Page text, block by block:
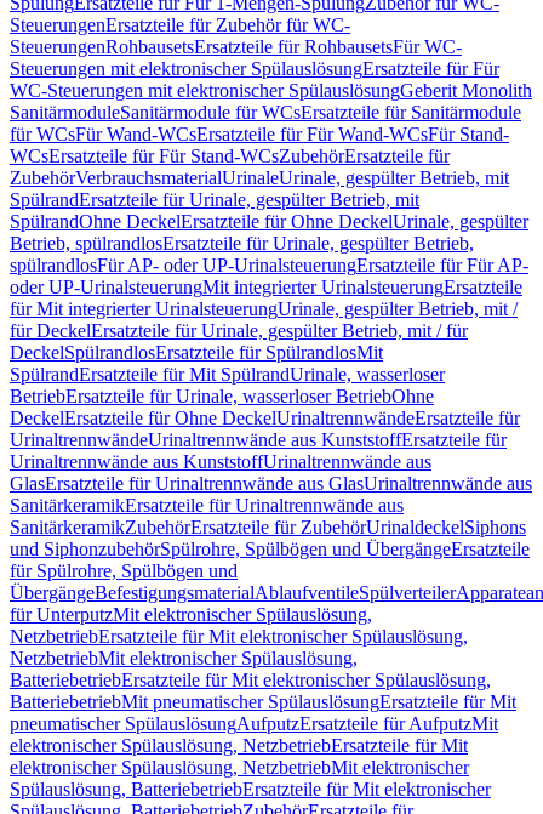
SteuerungenErsatzteile für Zubehör für WC-
SteuerungenRohbausetsErsatzteile für RohbausetsFür WC-
Steuerungen mit elektronischer SpülauslösungErsatzteile für Für
WC-Steuerungen mit elektronischer SpülauslösungGeberit Monolith
SanitärmoduleSanitärmodule für WCsErsatzteile für Sanitärmodule
für WCsFür Wand-WCsErsatzteile für Für Wand-WCsFür Stand-
WCsErsatzteile für Für Stand-WCsZubehörErsatzteile für
ZubehörVerbrauchsmaterialUrinaleUrinale, gespülter Betrieb, mit
SpülrandErsatzteile für Urinale, gespülter Betrieb, mit
SpülrandOhne DeckelErsatzteile für Ohne DeckelUrinale, gespülter
Betrieb, spülrandlosErsatzteile für Urinale, gespülter Betrieb,
spülrandlosFür AP- oder UP-UrinalsteuerungErsatzteile für Für AP-
oder UP-UrinalsteuerungMit integrierter UrinalsteuerungErsatzteile
für Mit integrierter UrinalsteuerungUrinale, gespülter Betrieb, mit /
für DeckelErsatzteile für Urinale, gespülter Betrieb, mit / für
DeckelSpülrandlosErsatzteile für SpülrandlosMit
SpülrandErsatzteile für Mit SpülrandUrinale, wasserloser
BetriebErsatzteile für Urinale, wasserloser BetriebOhne
DeckelErsatzteile für Ohne DeckelUrinaltrennwändeErsatzteile für
UrinaltrennwändeUrinaltrennwände aus KunststoffErsatzteile für
Urinaltrennwände aus KunststoffUrinaltrennwände aus
GlasErsatzteile für Urinaltrennwände aus GlasUrinaltrennwände aus
SanitärkeramikErsatzteile für Urinaltrennwände aus
SanitärkeramikZubehörErsatzteile für ZubehörUrinaldeckelSiphons
und SiphonzubehörSpülrohre, Spülbögen und ÜbergängeErsatzteile
für Spülrohre, Spülbögen und
ÜbergängeBefestigungsmaterialAblaufventileSpülverteiler
für UnterputzMit elektronischer Spülauslösung,
NetzbetriebErsatzteile für Mit elektronischer Spülauslösung,
NetzbetriebMit elektronischer Spülauslösung,
BatteriebetriebErsatzteile für Mit elektronischer Spülauslösung,
BatteriebetriebMit pneumatischer SpülauslösungErsatzteile für Mit
pneumatischer SpülauslösungAufputzErsatzteile für AufputzMit
elektronischer Spülauslösung, NetzbetriebErsatzteile für Mit
elektronischer Spülauslösung, NetzbetriebMit elektronischer
Spülauslösung, BatteriebetriebErsatzteile für Mit elektronischer